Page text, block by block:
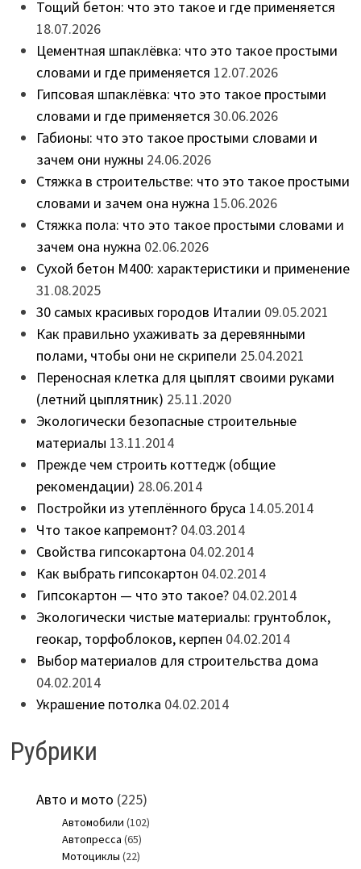
Тощий бетон: что это такое и где применяется
18.07.2026
Цементная шпаклёвка: что это такое простыми
словами и где применяется 12.07.2026
Гипсовая шпаклёвка: что это такое простыми
словами и где применяется 30.06.2026
Габионы: что это такое простыми словами и
зачем они нужны 24.06.2026
Стяжка в строительстве: что это такое простыми
словами и зачем она нужна 15.06.2026
Стяжка пола: что это такое простыми словами и
зачем она нужна 02.06.2026
Сухой бетон М400: характеристики и применение
31.08.2025
30 самых красивых городов Италии 09.05.2021
Как правильно ухаживать за деревянными
полами, чтобы они не скрипели 25.04.2021
Переносная клетка для цыплят своими руками
(летний цыплятник) 25.11.2020
Экологически безопасные строительные
материалы 13.11.2014
Прежде чем строить коттедж (общие
рекомендации) 28.06.2014
Постройки из утеплённого бруса 14.05.2014
Что такое капремонт? 04.03.2014
Свойства гипсокартона 04.02.2014
Как выбрать гипсокартон 04.02.2014
Гипсокартон — что это такое? 04.02.2014
Экологически чистые материалы: грунтоблок,
геокар, торфоблоков, керпен 04.02.2014
Выбор материалов для строительства дома
04.02.2014
Украшение потолка 04.02.2014
Рубрики
Авто и мото (225)
Автомобили (102)
Автопресса (65)
Мотоциклы (22)